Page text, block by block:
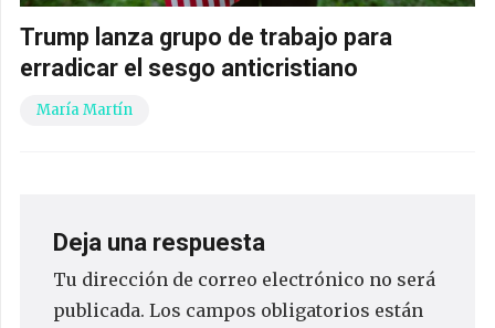
Trump lanza grupo de trabajo para
erradicar el sesgo anticristiano
María Martín
Deja una respuesta
Tu dirección de correo electrónico no será
publicada. Los campos obligatorios están